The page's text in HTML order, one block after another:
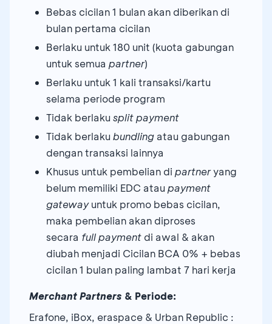
Bebas cicilan 1 bulan akan diberikan di
bulan pertama cicilan
Berlaku untuk 180 unit (kuota gabungan
untuk semua partner)
Berlaku untuk 1 kali transaksi/kartu
selama periode program
Tidak berlaku split payment
Tidak berlaku bundling atau gabungan
dengan transaksi lainnya
Khusus untuk pembelian di partneryang
belum memiliki EDC atau payment
gatewayuntuk promo bebas cicilan,
maka pembelian akan diproses
secara full payment di awal & akan
diubah menjadi Cicilan BCA 0% + bebas
cicilan 1 bulan paling lambat 7 hari kerja
Merchant Partners & Periode:
Erafone, iBox, eraspace & Urban Republic :